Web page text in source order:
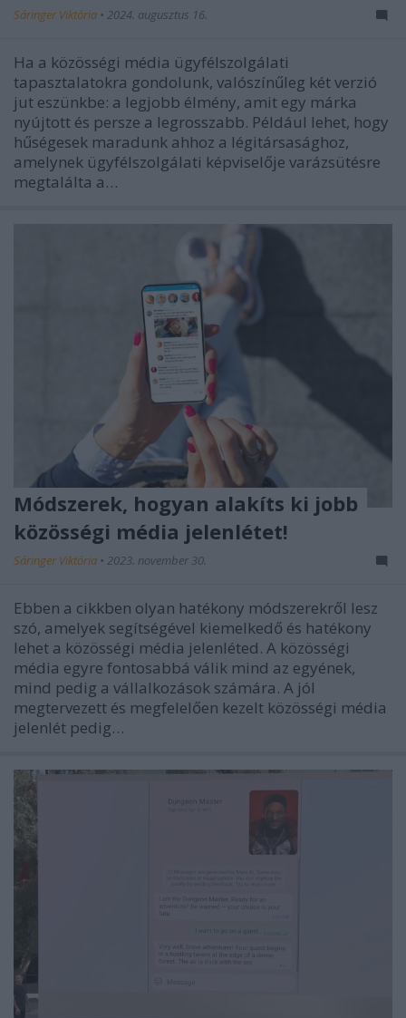
Sáringer Viktória • 2024. augusztus 16.
Ha a közösségi média ügyfélszolgálati
tapasztalatokra gondolunk, valószínűleg két verzió
jut eszünkbe: a legjobb élmény, amit egy márka
nyújtott és persze a legrosszabb. Például lehet, hogy
hűségesek maradunk ahhoz a légitársasághoz,
amelynek ügyfélszolgálati képviselője varázsütésre
megtalálta a…
Módszerek, hogyan alakíts ki jobb
közösségi média jelenlétet!
Sáringer Viktória • 2023. november 30.
Ebben a cikkben olyan hatékony módszerekről lesz
szó, amelyek segítségével kiemelkedő és hatékony
lehet a közösségi média jelenléted. A közösségi
média egyre fontosabbá válik mind az egyének,
mind pedig a vállalkozások számára. A jól
megtervezett és megfelelően kezelt közösségi média
jelenlét pedig…